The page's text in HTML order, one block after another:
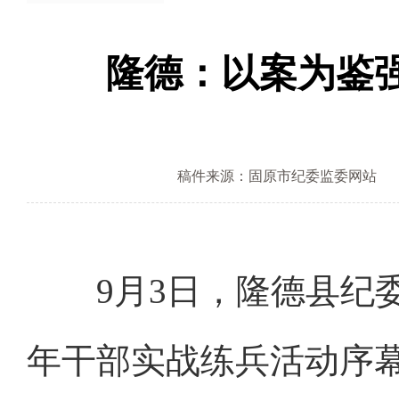
隆德：以案为鉴
稿件来源：固原市纪委监委网站
9月3日，隆德县纪委
年干部实战练兵活动序